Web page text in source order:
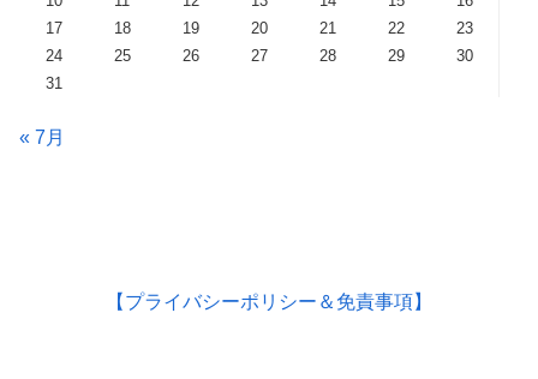
17
18 19 20 21 22
23
24
25 26 27 28 29
30
31
« 7月
【プライバシーポリシー＆免責事項】